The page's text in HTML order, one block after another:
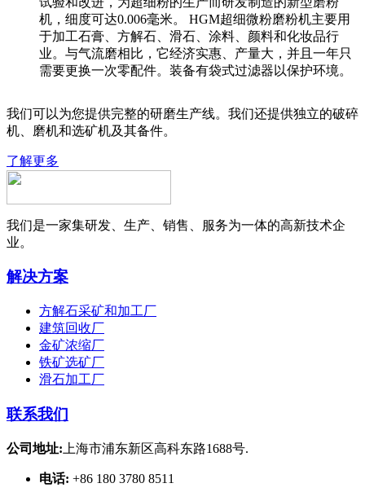
机，细度可达0.006毫米。 HGM超细微粉磨粉机主要用
于加工石膏、方解石、滑石、涂料、颜料和化妆品行
业。与气流磨相比，它经济实惠、产量大，并且一年只
需要更换一次零配件。装备有袋式过滤器以保护环境。
我们可以为您提供完整的研磨生产线。我们还提供独立的破碎
机、磨机和选矿机及其备件。
了解更多
我们是一家集研发、生产、销售、服务为一体的高新技术企
业。
解决方案
方解石采矿和加工厂
建筑回收厂
金矿浓缩厂
铁矿选矿厂
滑石加工厂
联系我们
公司地址: 上海市浦东新区高科东路1688号.
电话: +86 180 3780 8511